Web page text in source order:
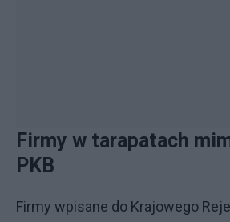
Firmy w tarapatach
PKB
Firmy wpisane do Krajowego